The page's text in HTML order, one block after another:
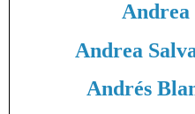
Andrea
Andrés